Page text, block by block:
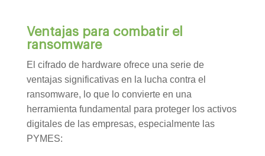
Ventajas para combatir el
ransomware
El cifrado de hardware ofrece una serie de
ventajas significativas en la lucha contra el
ransomware, lo que lo convierte en una
herramienta fundamental para proteger los activos
digitales de las empresas, especialmente las
PYMES: